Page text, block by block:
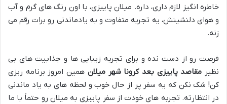
خاطره انگیز لازم داری، داره. میلان پاییزی، با اون رنگ های گرم و آب
و هوای دلنشینش، یه تجربه متفاوت و به یادماندنی رو برات رقم می
زنه.
فرصت رو از دست نده و برای تجربه زیبایی ها و جذابیت های بی
نظیر مقاصد پاییزی بعد کرونا شهر میلان همین امروز برنامه ریزی
کن! شک نکن که یه سفر پر از حال خوب و لحظه های به یاد ماندنی
در انتظارته. تجربه های خودت از سفر پاییزی به میلان رو حتماً با ما